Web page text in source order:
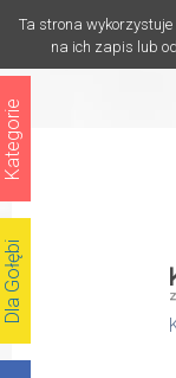
Ta strona
na ich zapis lub
Dla Gołębi
Kategorie